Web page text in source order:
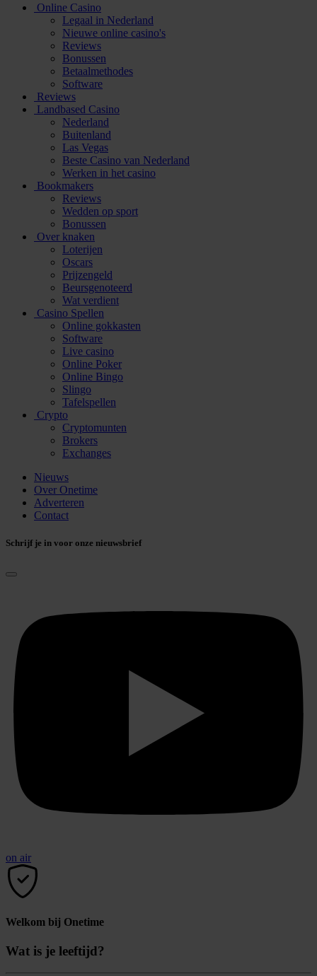
Online Casino
Legaal in Nederland
Nieuwe online casino's
Reviews
Bonussen
Betaalmethodes
Software
Reviews
Landbased Casino
Nederland
Buitenland
Las Vegas
Beste Casino van Nederland
Werken in het casino
Bookmakers
Reviews
Wedden op sport
Bonussen
Over knaken
Loterijen
Oscars
Prijzengeld
Beursgenoteerd
Wat verdient
Casino Spellen
Online gokkasten
Software
Live casino
Online Poker
Online Bingo
Slingo
Tafelspellen
Crypto
Cryptomunten
Brokers
Exchanges
Nieuws
Over Onetime
Adverteren
Contact
Schrijf je in voor onze nieuwsbrief
on air
Welkom bij Onetime
Wat is je leeftijd?